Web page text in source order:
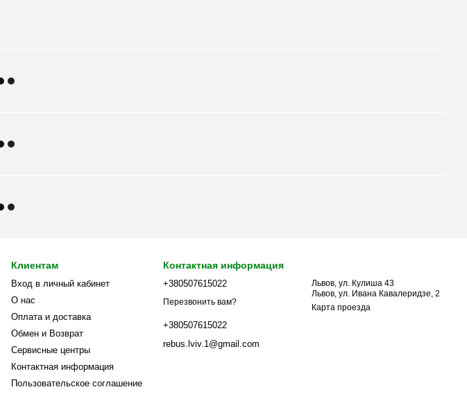
Клиентам
Вход в личный кабинет
О нас
Оплата и доставка
Обмен и Возврат
Сервисные центры
Контактная информация
Пользовательское соглашение
Контактная информация
+380507615022
Перезвонить вам?
+380507615022
rebus.lviv.1@gmail.com
Львов, ул. Кулиша 43
Львов, ул. Ивана Кавалеридзе, 2
Карта проезда